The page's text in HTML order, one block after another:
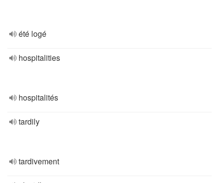
été logé
hospitalities
hospitalités
tardily
tardivement